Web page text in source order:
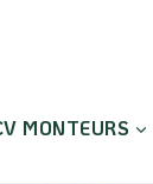
MONTEURS